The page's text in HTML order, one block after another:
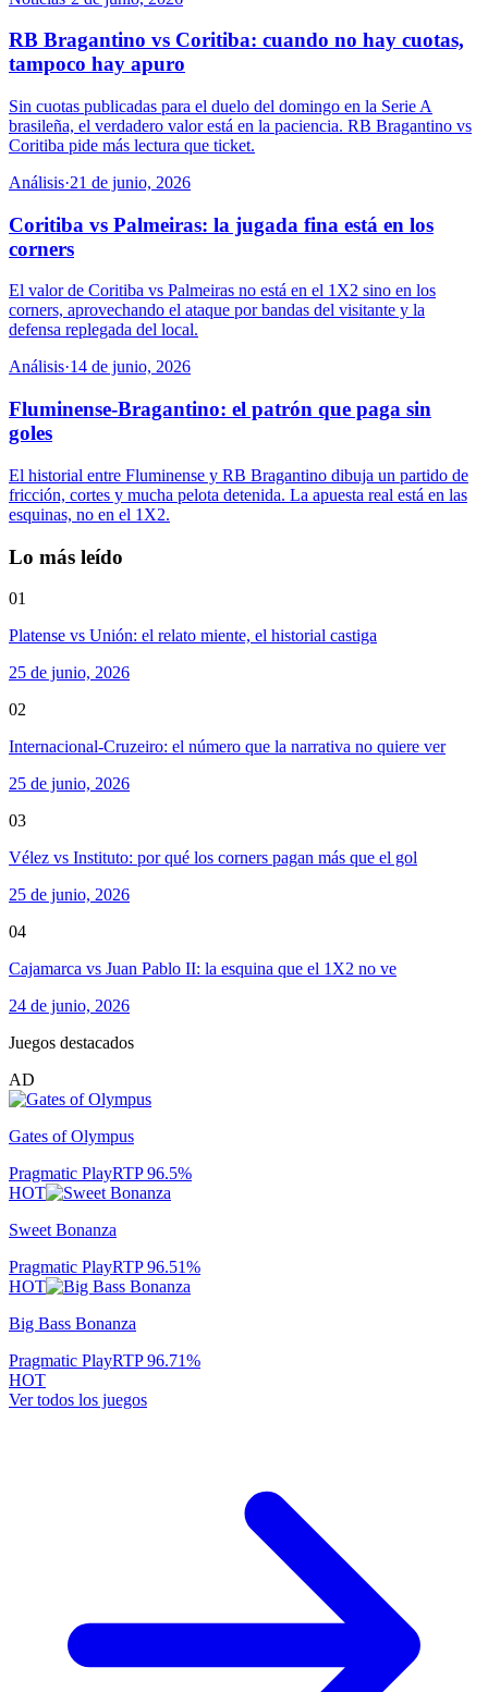
RB Bragantino vs Coritiba: cuando no hay cuotas,
tampoco hay apuro
Sin cuotas publicadas para el duelo del domingo en la Serie A
brasileña, el verdadero valor está en la paciencia. RB Bragantino vs
Coritiba pide más lectura que ticket.
Análisis·21 de junio, 2026
Coritiba vs Palmeiras: la jugada fina está en los
corners
El valor de Coritiba vs Palmeiras no está en el 1X2 sino en los
corners, aprovechando el ataque por bandas del visitante y la
defensa replegada del local.
Análisis·14 de junio, 2026
Fluminense-Bragantino: el patrón que paga sin
goles
El historial entre Fluminense y RB Bragantino dibuja un partido de
fricción, cortes y mucha pelota detenida. La apuesta real está en las
esquinas, no en el 1X2.
Lo más leído
01
Platense vs Unión: el relato miente, el historial castiga
25 de junio, 2026
02
Internacional-Cruzeiro: el número que la narrativa no quiere ver
25 de junio, 2026
03
Vélez vs Instituto: por qué los corners pagan más que el gol
25 de junio, 2026
04
Cajamarca vs Juan Pablo II: la esquina que el 1X2 no ve
24 de junio, 2026
Juegos destacados
AD
Gates of Olympus
Pragmatic PlayRTP96.5%
HOT
Sweet Bonanza
Pragmatic PlayRTP96.51%
HOT
Big Bass Bonanza
Pragmatic PlayRTP96.71%
HOT
Ver todos los juegos